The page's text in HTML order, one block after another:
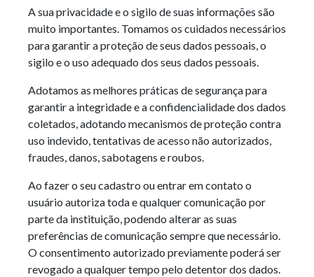
A sua privacidade e o sigilo de suas informações são
muito importantes. Tomamos os cuidados necessários
para garantir a proteção de seus dados pessoais, o
sigilo e o uso adequado dos seus dados pessoais.
Adotamos as melhores práticas de segurança para
garantir a integridade e a confidencialidade dos dados
coletados, adotando mecanismos de proteção contra
uso indevido, tentativas de acesso não autorizados,
fraudes, danos, sabotagens e roubos.
Ao fazer o seu cadastro ou entrar em contato o
usuário autoriza toda e qualquer comunicação por
parte da instituição, podendo alterar as suas
preferências de comunicação sempre que necessário.
O consentimento autorizado previamente poderá ser
revogado a qualquer tempo pelo detentor dos dados.